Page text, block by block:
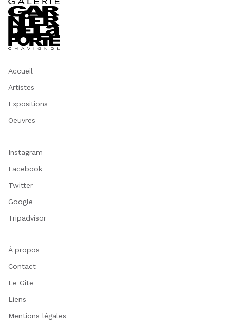
Accueil
Artistes
Expositions
Oeuvres
Instagram
Facebook
Twitter
Google
Tripadvisor
À propos
Contact
Le Gîte
Liens
Mentions légales